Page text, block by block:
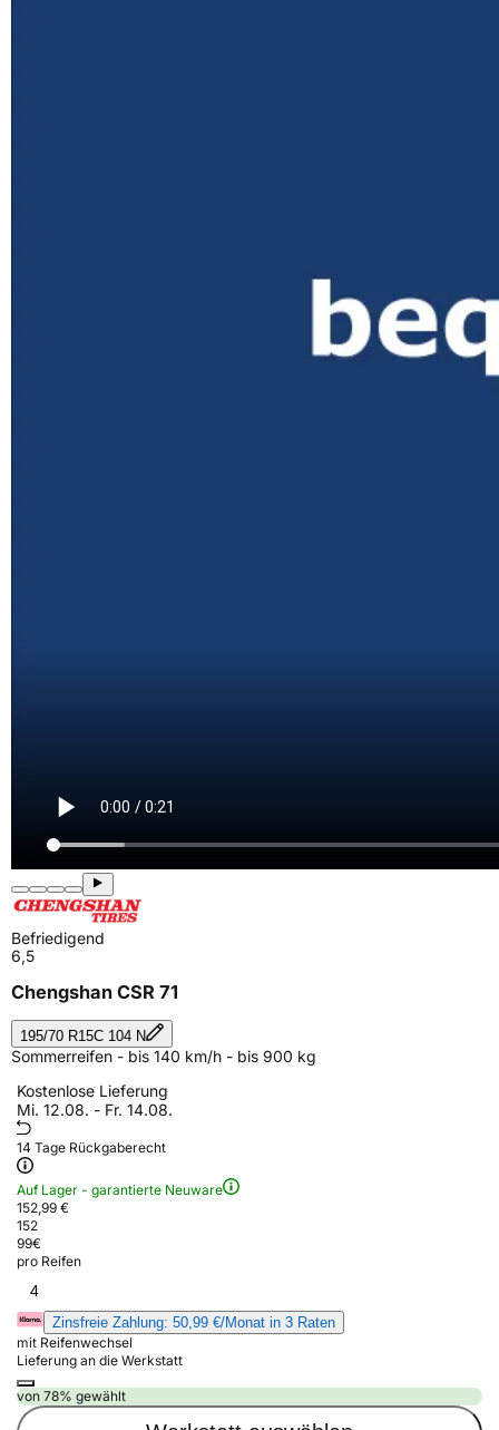
Befriedigend
6,5
Chengshan CSR 71
195/70 R15C 104 N
Sommerreifen - bis 140 km/h - bis 900 kg
Kostenlose Lieferung
Mi. 12.08. - Fr. 14.08.
14 Tage Rückgaberecht
Auf Lager - garantierte Neuware
152,99 €
152
99€
pro Reifen
4
Zinsfreie Zahlung: 50,99 €/Monat in 3 Raten
mit Reifenwechsel
Lieferung an die Werkstatt
von 78% gewählt